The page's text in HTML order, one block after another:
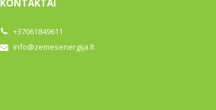
KONTAKTAI
+37061849611
info@zemesenergija.lt